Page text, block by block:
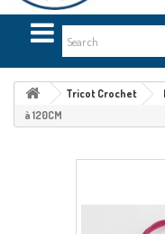
Tricot Crochet
à 120CM